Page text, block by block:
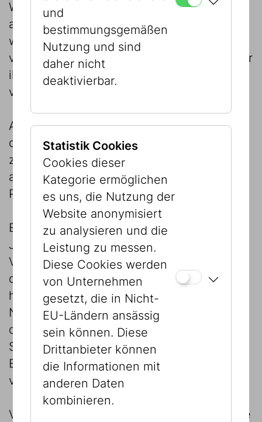
Wien. Großhändler wie Hausierer mussten
ausgedehnte Reisen unternehmen. Frauen
wurden an oft weit entfernte Orte
verheiratet, manche junge Leute wurden für
ihre Ausbildung weggeschickt, andere
verließen die Enge ihrer familiären Welt.
Auf diese Weise wanderten auch Objekte
durch die ganze Welt oder wurden von den
zugewanderten Jüdinnen und Juden
angefertigt. Diese Objekte sind die
Protagonisten dieser Ausstellung.
Ein Großteil der Judaica-Sammlung des
Jüdischen Museums Wien geht auf die
Vernichtung des Wiener Judentums durch
die Nationalsozialisten zurück: Vielfach
handelt es sich um Objekte, die nach dem
Novemberpogrom 1938 aus den Trümmern
der Wiener Synagogen geborgen wurden.
Sie erzählen von der Vertreibung und
Ermordung ihrer Besitzer:innen, aber auch
vom reichhaltigen Leben davor.
Verschiedene Blickwinkel auf diese Objekte
und
bestimmungsgemäßen
Nutzung und sind
daher nicht
deaktivierbar.
Statistik Cookies
Cookies dieser
Kategorie ermöglichen
es uns, die Nutzung der
Website anonymisiert
zu analysieren und die
Leistung zu messen.
Diese Cookies werden
von Unternehmen
gesetzt, die in Nicht-
EU-Ländern ansässig
sein können. Diese
Drittanbieter können
die Informationen mit
anderen Daten
kombinieren.